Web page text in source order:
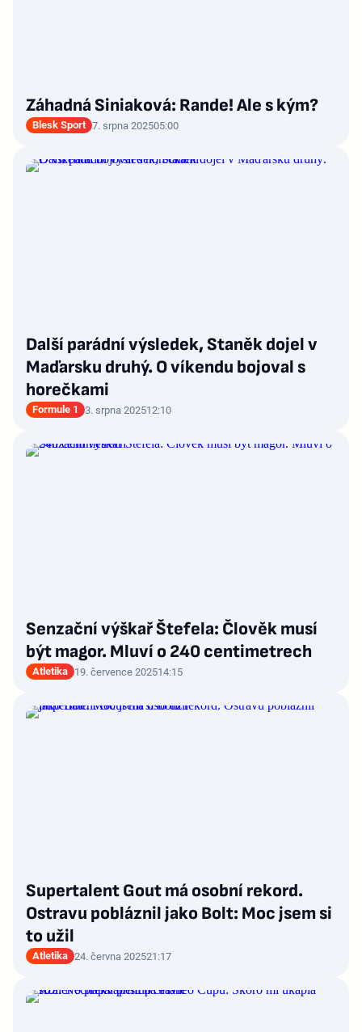
Záhadná Siniaková: Rande! Ale s kým?
Blesk Sport 7. srpna 202505:00
Další parádní výsledek, Staněk dojel v
Maďarsku druhý. O víkendu bojoval s
horečkami
Formule 1 3. srpna 202512:10
Senzační výškař Štefela: Člověk musí
být magor. Mluví o 240 centimetrech
Atletika 19. července 202514:15
Supertalent Gout má osobní rekord.
Ostravu pobláznil jako Bolt: Moc jsem si
to užil
Atletika 24. června 202521:17